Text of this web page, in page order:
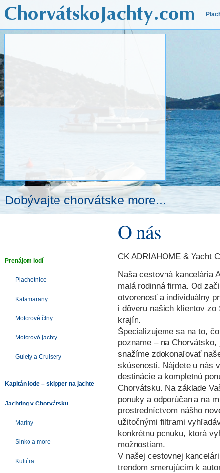
Dobývajte chorvátske more...
O nás
Prenájom lodí
Plachetnice
Katamarany
Motorové člny
Motorové jachty
Gulety a Cruisery
Kapitán lode – skipper na jachte
Jachting v Chorvátsku
Maríny
Slnko a more
Kultúra
CK ADRIAHOME & Yacht
Naša cestovná kancelária
malá rodinná firma. Od
otvorenosť a individuálny
i dôveru našich klientov
krajín.
Špecializujeme sa na to,
poznáme – na
snažíme zdokonaľovať
skúsenosti. Nájdete u nás
destinácie a kompletnú
Chorvátsku. Na základe
ponuky a odporúčania na
prostredníctvom nášho
užitočnými filtrami
konkrétnu ponuku, ktorá
možnostiam.
V našej cestovnej
trendom smerujúcim k